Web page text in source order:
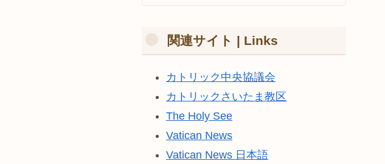
関連サイト | Links
カトリック中央協議会
カトリックさいたま教区
The Holy See
Vatican News
Vatican News 日本語